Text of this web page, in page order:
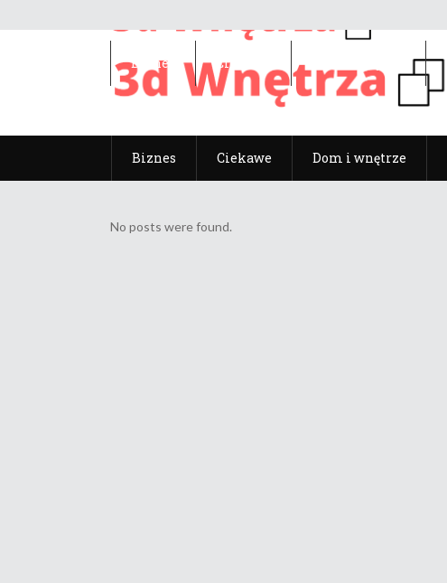
Biznes Ciekawe Dom i wnętrze
Biznes Ciekawe
No posts were found.